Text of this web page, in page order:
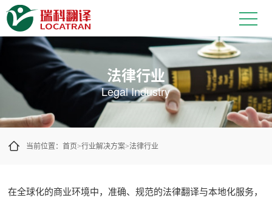
准确传达法律意图，统一术语与文
法律行业
Legal Industry
当前位置：首页>行业解决方案>法律行业
在全球化的商业环境中，准确、规范的法律翻译与本地化服务，